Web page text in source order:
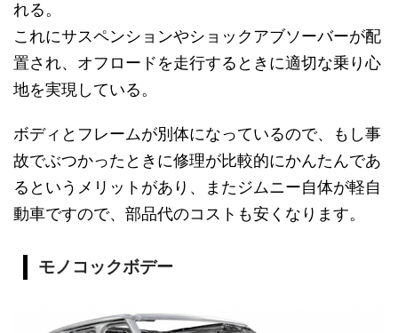
れる。
これにサスペンションやショックアブソーバーが配
置され、オフロードを走行するときに適切な乗り心
地を実現している。
ボディとフレームが別体になっているので、もし事
故でぶつかったときに修理が比較的にかんたんであ
るというメリットがあり、またジムニー自体が軽自
動車ですので、部品代のコストも安くなります。
モノコックボデー